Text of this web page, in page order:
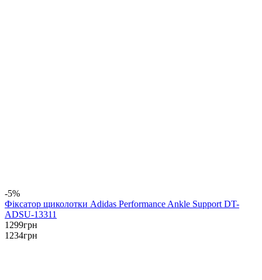
-5%
Фіксатор щиколотки Adidas Performance Ankle Support DT-
ADSU-13311
1299грн
1234грн